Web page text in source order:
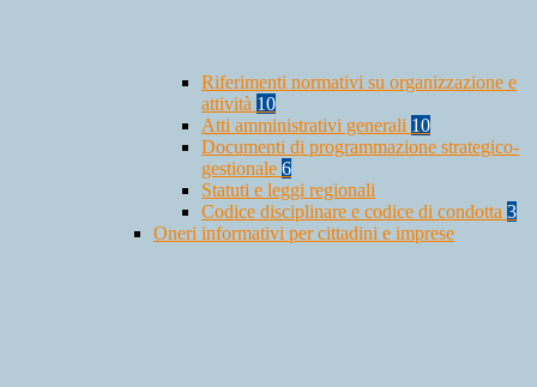
Riferimenti normativi su organizzazione e
attività 10
Atti amministrativi generali 10
Documenti di programmazione strategico-
gestionale 6
Statuti e leggi regionali
Codice disciplinare e codice di condotta 3
Oneri informativi per cittadini e imprese